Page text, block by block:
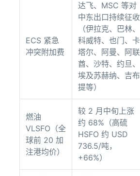
ECS 紧急
冲突附加费
达飞、MSC 等对
中东出口持续征收
（伊拉克、巴林、
科威特、也门、卡
塔尔、阿曼、阿联
酋、沙特、约旦、
埃及苏赫纳、吉布
提等）
燃油
VLSFO（全
球前 20 加
注港均价）
较 2 月中旬上涨
约 68%（高硫
HSFO 约 USD
736.5/吨，
+66%）